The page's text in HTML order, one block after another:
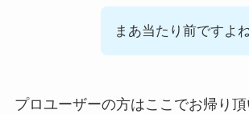
まあ当たり前ですよね
プロユーザーの方はここでお帰り頂